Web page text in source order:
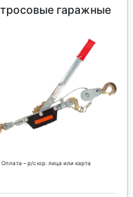
гаражные
Оплата – р/с юр. лица или карта